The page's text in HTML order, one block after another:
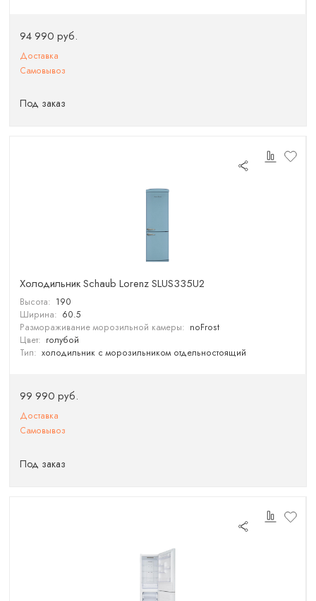
94 990 руб.
Доставка
Самовывоз
Под заказ
Холодильник Schaub Lorenz SLUS335U2
Высота: 190
Ширина: 60.5
Размораживание морозильной камеры: noFrost
Цвет: голубой
Тип: холодильник с морозильником отдельностоящий
99 990 руб.
Доставка
Самовывоз
Под заказ